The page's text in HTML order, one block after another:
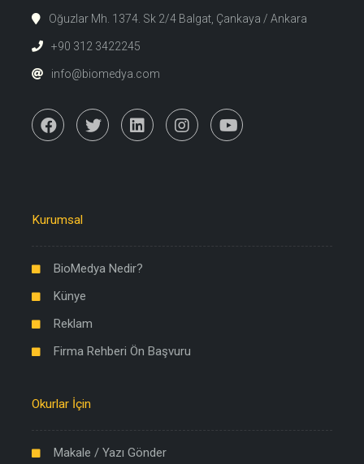
Oğuzlar Mh. 1374. Sk 2/4 Balgat, Çankaya / Ankara
+90 312 3422245
info@biomedya.com
Kurumsal
BioMedya Nedir?
Künye
Reklam
Firma Rehberi Ön Başvuru
Okurlar İçin
Makale / Yazı Gönder